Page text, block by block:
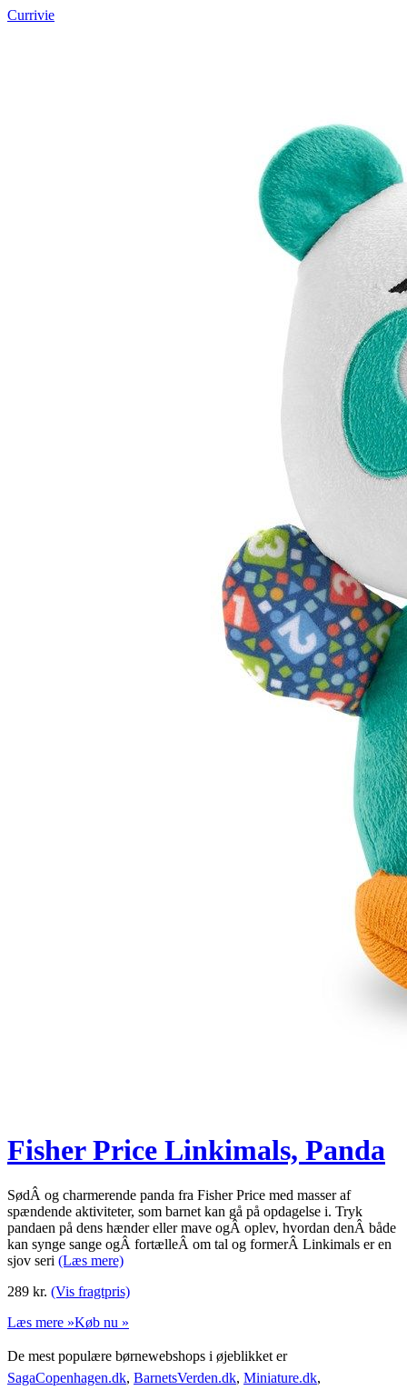
Currivie
Fisher Price Linkimals, Panda
SødÂ og charmerende panda fra Fisher Price med masser af
spændende aktiviteter, som barnet kan gå på opdagelse i. Tryk
pandaen på dens hænder eller mave ogÂ oplev, hvordan denÂ både
kan synge sange ogÂ fortælleÂ om tal og formerÂ Linkimals er en
sjov seri (Læs mere)
289 kr. (Vis fragtpris)
Læs mere »Køb nu »
De mest populære børnewebshops i øjeblikket er
SagaCopenhagen.dk, BarnetsVerden.dk, Miniature.dk,